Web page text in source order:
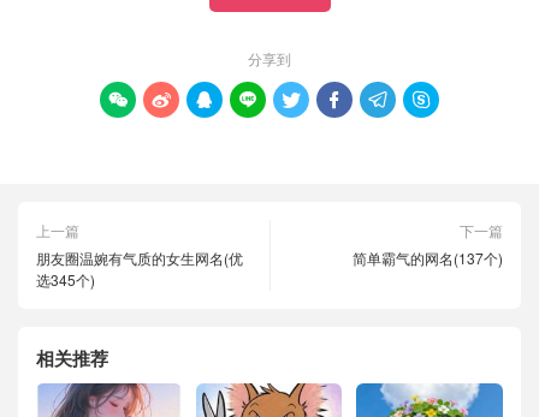
分享到
       
上一篇
朋友圈温婉有气质的女生网名(优
选345个)
下一篇
简单霸气的网名(137个)
相关推荐